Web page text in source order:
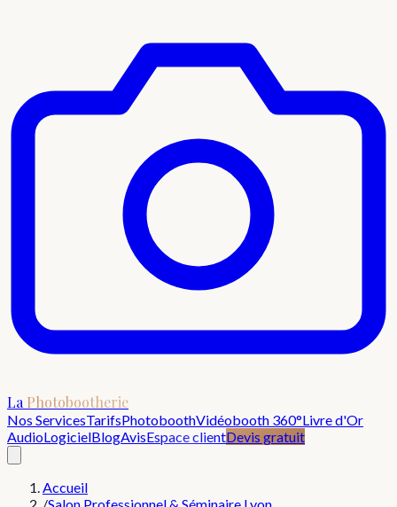
La Photobootherie
Nos ServicesTarifsPhotoboothVidéobooth 360°Livre d'Or
AudioLogicielBlogAvisEspace clientDevis gratuit
Accueil